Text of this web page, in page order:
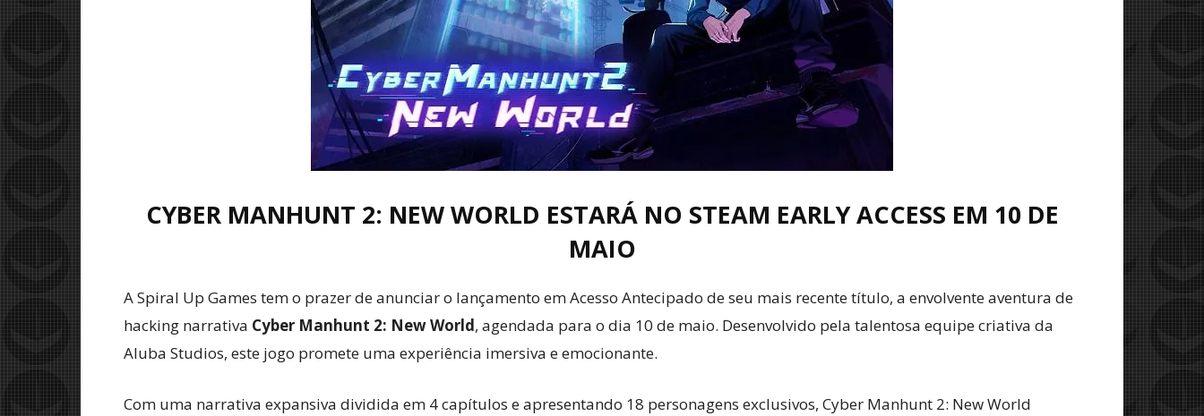
Cultura
Pop!
CYBER MANHUNT 2: NEW WORLD ESTARÁ NO STEAM EARLY ACCESS EM 10 DE
MAIO
A Spiral Up Games tem o prazer de anunciar o lançamento em Acesso Antecipado de seu mais recente título, a envolvente aventura de
hacking narrativa Cyber Manhunt 2: New World, agendada para o dia 10 de maio. Desenvolvido pela talentosa equipe criativa da
Aluba Studios, este jogo promete uma experiência imersiva e emocionante.
Com uma narrativa expansiva dividida em 4 capítulos e apresentando 18 personagens exclusivos, Cyber Manhunt 2: New World